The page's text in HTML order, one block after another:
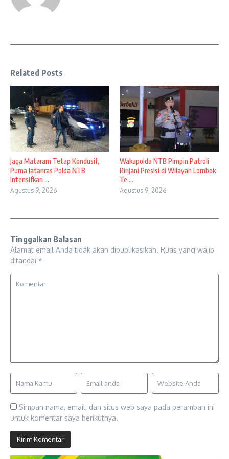
Related Posts
Jaga Mataram Tetap Kondusif,
Puma Jatanras Polda NTB
Intensifkan ...
Agustus 9, 2026
Wakapolda NTB Pimpin Patroli
Rinjani Presisi di Wilayah Lombok
Te ...
Agustus 9, 2026
Tinggalkan Balasan
Alamat email Anda tidak akan dipublikasikan. Ruas yang wajib
ditandai *
Simpan nama, email, dan situs web saya pada peramban ini
untuk komentar saya berikutnya.